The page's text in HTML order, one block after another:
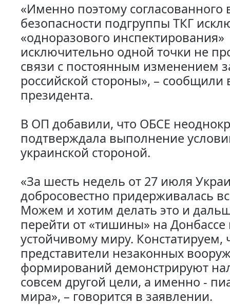
«Именно поэтому согласованного
безопасности подгруппы ТКГ
«одноразового инспектирования»
исключительно одной точки не
связи с постоянным изменением
российской стороны», – сообщили
президента.
В ОП добавили, что ОБСЕ
подтверждала выполнение
украинской стороной.
«За шесть недель от 27 июля
добросовестно придерживалась
Можем и хотим делать это и
перейти от «тишины» на Донбассе
устойчивому миру. Констатируем,
представители незаконных
формирований демонстрируют
совсем другой цели, а именно -
мира», – говорится в заявлении.